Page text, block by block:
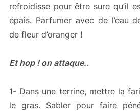
refroidisse pour être sure qu’il
épais. Parfumer avec de l’eau
de fleur d’oranger !
Et hop ! on attaque..
1- Dans une terrine, mettre la
le gras. Sabler pour faire